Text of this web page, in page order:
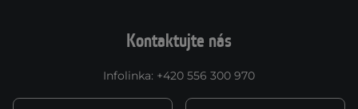
Kontaktujte nás
Infolinka: +420 556 300 970